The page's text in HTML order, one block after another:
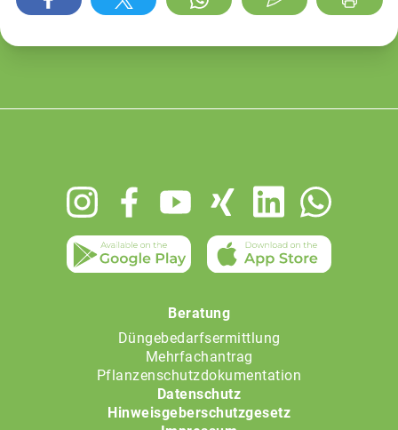
Beratung
Düngebedarfsermittlung
Mehrfachantrag
Pflanzenschutzdokumentation
Datenschutz
Hinweisgeberschutzgesetz